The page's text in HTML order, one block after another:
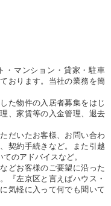
・マンション・貸家・駐車
おります。当社の業務を簡
た物件の入居者募集をはじ
、家賃等の入金管理、退去
だいたお客様、お問い合わ
契約手続きなど。また引越
のアドバイスなど。
どお客様のご要望に沿った
『左京区と言えばハウス・
気軽に入って何でも聞いて